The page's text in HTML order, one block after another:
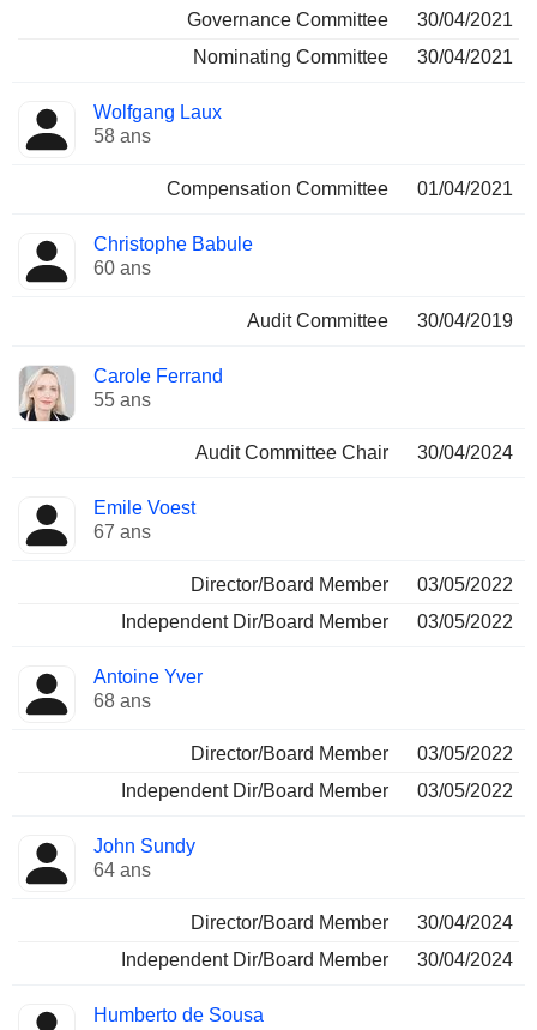
Governance Committee
30/04/2021
Nominating Committee
30/04/2021
Wolfgang Laux
58 ans
Compensation Committee 01/04/2021
Christophe Babule
60 ans
Audit Committee 30/04/2019
Carole Ferrand
55 ans
Audit Committee Chair 30/04/2024
Emile Voest
67 ans
Director/Board Member
03/05/2022
Independent Dir/Board Member
03/05/2022
Antoine Yver
68 ans
Director/Board Member
03/05/2022
Independent Dir/Board Member
03/05/2022
John Sundy
64 ans
Director/Board Member
30/04/2024
Independent Dir/Board Member
30/04/2024
Humberto de Sousa